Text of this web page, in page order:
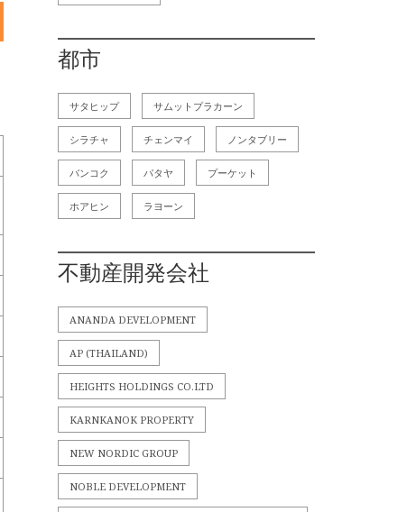
都市
サタヒップ サムットプラカーン
シラチャ チェンマイ ノンタブリー
バンコク パタヤ プーケット
ホアヒン ラヨーン
不動産開発会社
ANANDA DEVELOPMENT
AP (THAILAND)
HEIGHTS HOLDINGS CO.LTD
KARNKANOK PROPERTY
NEW NORDIC GROUP
NOBLE DEVELOPMENT